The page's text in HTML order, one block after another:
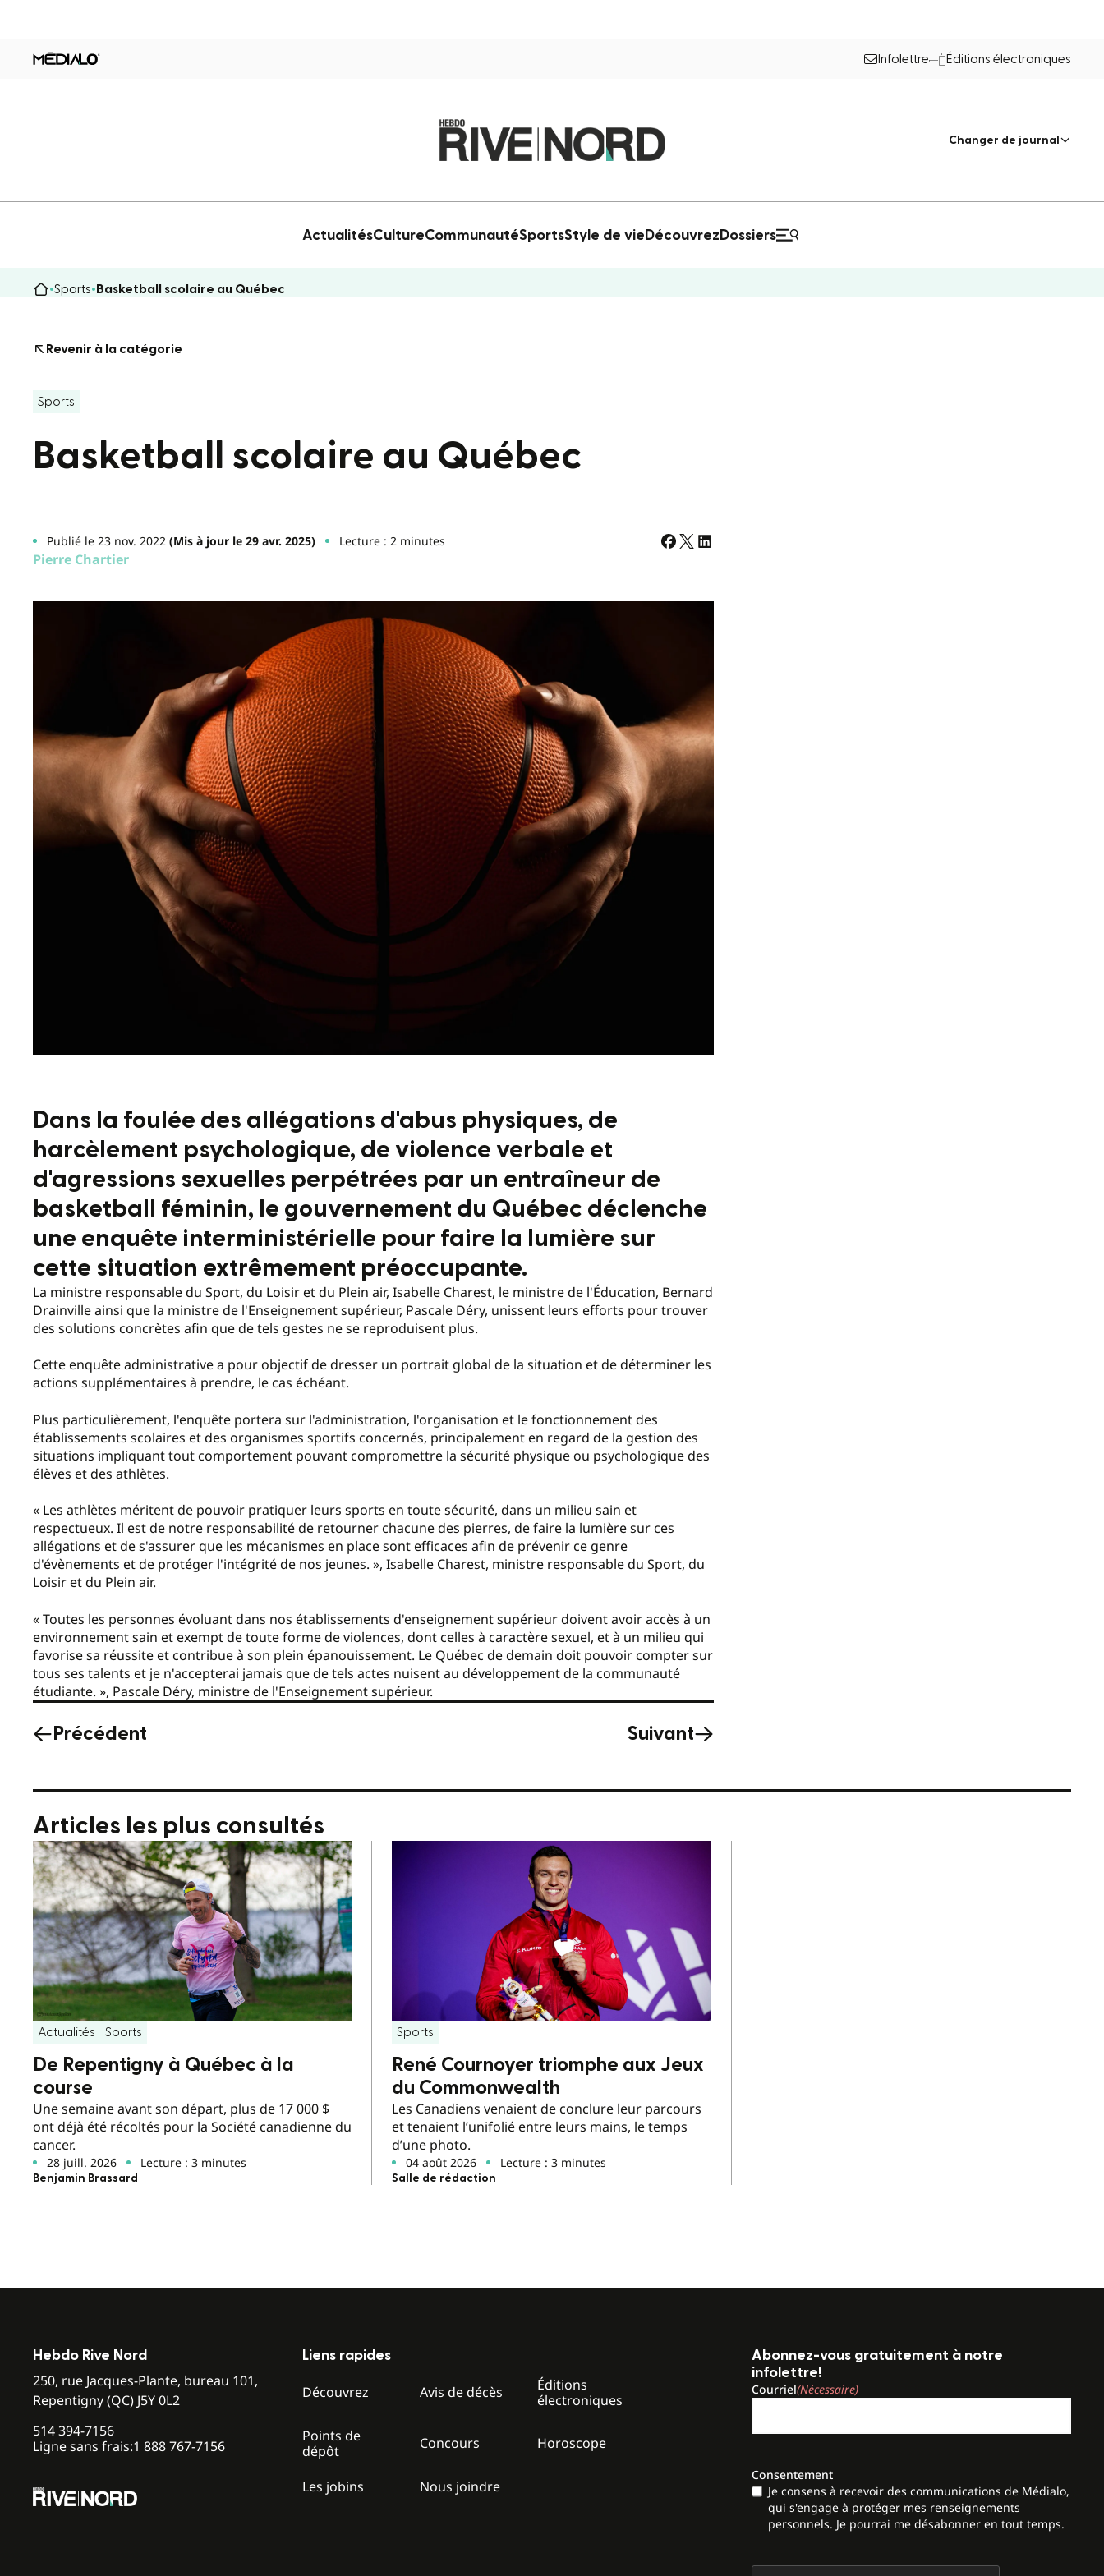
Infolettre Éditions électroniques
Changer de journal
ActualitésCultureCommunautéSportsStyle de vie Découvrez Dossiers
Sports Basketball scolaire au Québec
Revenir à la catégorie
Sports
Basketball scolaire au Québec
Publié le 23 nov. 2022 (Mis à jour le 29 avr. 2025) Lecture : 2 minutes
Pierre Chartier
Dans la foulée des allégations d'abus physiques, de
harcèlement psychologique, de violence verbale et
d'agressions sexuelles perpétrées par un entraîneur de
basketball féminin, le gouvernement du Québec déclenche
une enquête interministérielle pour faire la lumière sur
cette situation extrêmement préoccupante.
La ministre responsable du Sport, du Loisir et du Plein air, Isabelle Charest, le ministre de l'Éducation, Bernard
Drainville ainsi que la ministre de l'Enseignement supérieur, Pascale Déry, unissent leurs efforts pour trouver
des solutions concrètes afin que de tels gestes ne se reproduisent plus.
Cette enquête administrative a pour objectif de dresser un portrait global de la situation et de déterminer les
actions supplémentaires à prendre, le cas échéant.
Plus particulièrement, l'enquête portera sur l'administration, l'organisation et le fonctionnement des
établissements scolaires et des organismes sportifs concernés, principalement en regard de la gestion des
situations impliquant tout comportement pouvant compromettre la sécurité physique ou psychologique des
élèves et des athlètes.
« Les athlètes méritent de pouvoir pratiquer leurs sports en toute sécurité, dans un milieu sain et
respectueux. Il est de notre responsabilité de retourner chacune des pierres, de faire la lumière sur ces
allégations et de s'assurer que les mécanismes en place sont efficaces afin de prévenir ce genre
d'évènements et de protéger l'intégrité de nos jeunes. », Isabelle Charest, ministre responsable du Sport, du
Loisir et du Plein air.
« Toutes les personnes évoluant dans nos établissements d'enseignement supérieur doivent avoir accès à un
environnement sain et exempt de toute forme de violences, dont celles à caractère sexuel, et à un milieu qui
favorise sa réussite et contribue à son plein épanouissement. Le Québec de demain doit pouvoir compter sur
tous ses talents et je n'accepterai jamais que de tels actes nuisent au développement de la communauté
étudiante. », Pascale Déry, ministre de l'Enseignement supérieur.
Précédent Suivant
Articles les plus consultés
Actualités Sports
De Repentigny à Québec à la
course
Une semaine avant son départ, plus de 17 000 $
ont déjà été récoltés pour la Société canadienne du
cancer.
28 juill. 2026 Lecture : 3 minutes
Benjamin Brassard
Sports
René Cournoyer triomphe aux Jeux
du Commonwealth
Les Canadiens venaient de conclure leur parcours
et tenaient l’unifolié entre leurs mains, le temps
d’une photo.
04 août 2026 Lecture : 3 minutes
Salle de rédaction
Hebdo Rive Nord
250, rue Jacques-Plante, bureau 101,
Repentigny (QC) J5Y 0L2
514 394-7156
Ligne sans frais:1 888 767-7156
Liens rapides
Découvrez Avis de décès
Éditions
électroniques
Points de
dépôt
Concours Horoscope
Les jobins Nous joindre
Abonnez-vous gratuitement à notre
infolettre!
Courriel(Nécessaire)
Consentement
Je consens à recevoir des communications de Médialo,
qui s'engage à protéger mes renseignements
personnels. Je pourrai me désabonner en tout temps.
CAPTCHA